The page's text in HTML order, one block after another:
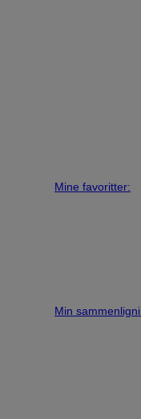
Mine favoritter:
Min